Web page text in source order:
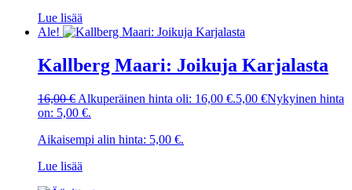
Lue lisää
Ale!
Kallberg Maari: Joikuja Karjalasta
16,00€ Alkuperäinen hinta oli: 16,00 €.5,00 €Nykyinen hinta
on: 5,00 €.
Aikaisempi alin hinta: 5,00 €.
Lue lisää